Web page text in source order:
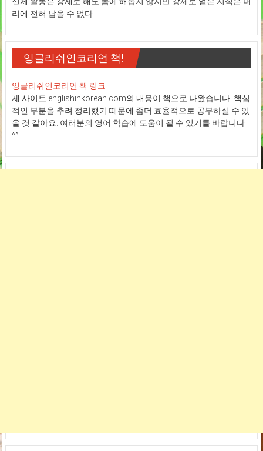
리에 전혀 남을 수 없다
잉글리쉬인코리언 책!
잉글리쉬인코리언 책 링크
제 사이트 englishinkorean.com의 내용이 책으로 나왔습니다! 핵심
적인 부분을 추려 정리했기 때문에 좀더 효율적으로 공부하실 수 있
을 것 같아요. 여러분의 영어 학습에 도움이 될 수 있기를 바랍니다
^^